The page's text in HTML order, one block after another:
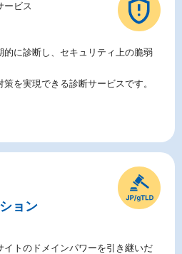
ービス
的に診断し、セキュリティ上の脆弱
を実現できる診断サービスです。
ョン
イトのドメインパワーを引き継いだ